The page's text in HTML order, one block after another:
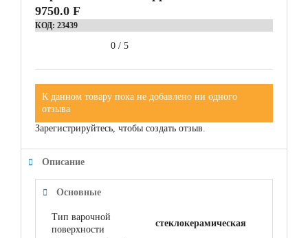
9750.0 F
КОД: 23439
0 / 5
К данном товару пока не добавлено ни одного
отзыва
Зарегистрируйтесь, чтобы создать отзыв.
Описание
Основные
Тип варочной
поверхности
стеклокерамическая